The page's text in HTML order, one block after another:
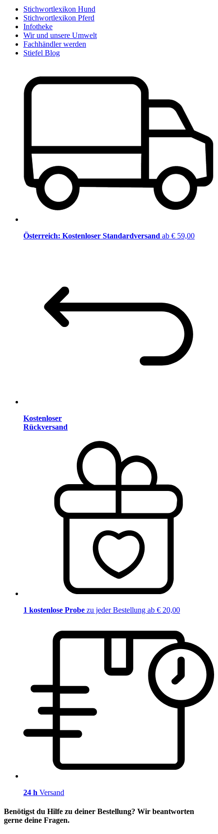
Stichwortlexikon Hund
Stichwortlexikon Pferd
Infotheke
Wir und unsere Umwelt
Fachhändler werden
Stiefel Blog
Österreich: Kostenloser Standardversand ab € 59,00
Kostenloser
Rückversand
1 kostenlose Probe zu jeder Bestellung ab € 20,00
24 h Versand
Benötigst du Hilfe zu deiner Bestellung? Wir beantworten
gerne deine Fragen.